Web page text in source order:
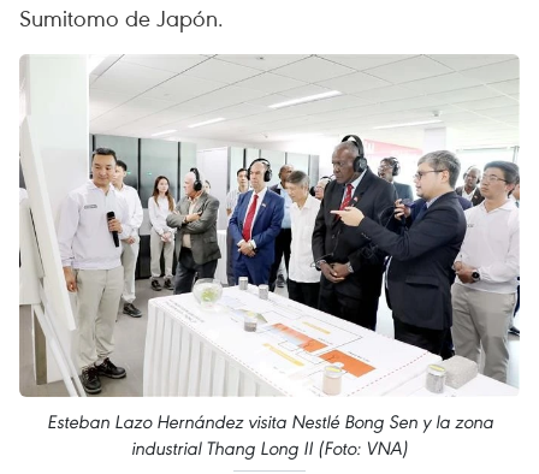
Sumitomo de Japón.
Esteban Lazo Hernández visita Nestlé Bong Sen y la zona
industrial Thang Long II (Foto: VNA)